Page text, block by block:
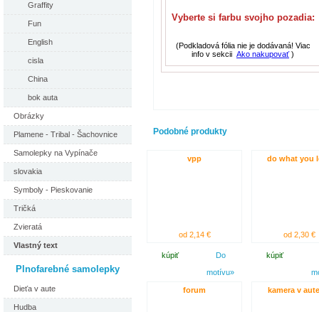
Graffity
Fun
English
cisla
China
bok auta
Obrázky
Plamene - Tribal - Šachovnice
Samolepky na Vypínače
slovakia
Symboly - Pieskovanie
Tričká
Zvieratá
Vlastný text
Plnofarebné samolepky
Dieťa v aute
Hudba
Vyberte si farbu svojho pozadia:
(Podkladová fólia nie je dodávaná! Viac
info v sekcii Ako nakupovať )
Podobné produkty
vpp
od 2,14 €
kúpiť
Do
motívu»
do what you
od 2,30 €
kúpiť
forum kamera v